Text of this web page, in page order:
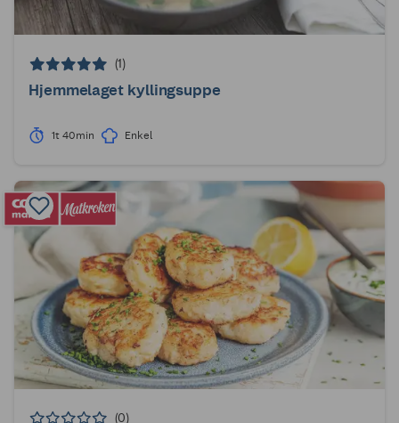
(1)
Hjemmelaget kyllingsuppe
1t 40min Enkel
(0)